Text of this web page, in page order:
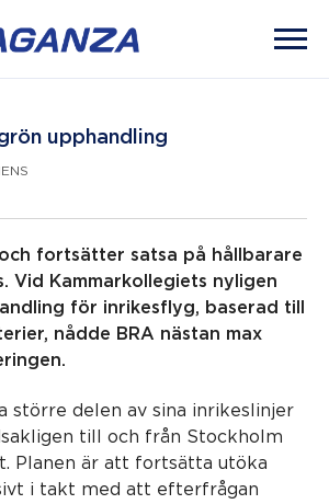
upphandling
fortsätter satsa på hållbarare
Vid Kammarkollegiets nyligen
för inrikesflyg, baserad till
nådde BRA nästan max
större delen av sina inrikeslinjer
till och från Stockholm
Planen är att fortsätta utöka
i takt med att efterfrågan